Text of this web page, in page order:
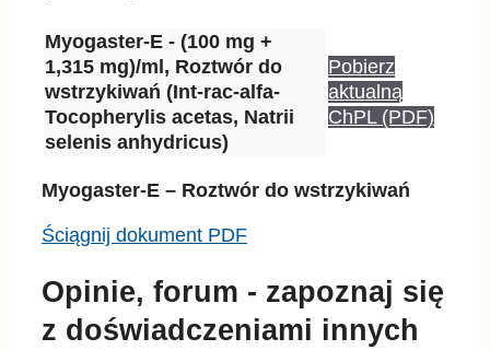
Myogaster-E - (100 mg +
1,315 mg)/ml, Roztwór do
wstrzykiwań (Int-rac-alfa-
Tocopherylis acetas, Natrii
selenis anhydricus)
Pobierz
aktualną
ChPL (PDF)
Myogaster-E – Roztwór do wstrzykiwań
Ściągnij dokument PDF
Opinie, forum - zapoznaj się
z doświadczeniami innych